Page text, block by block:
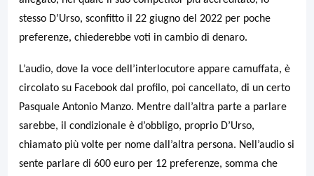
stesso D’Urso, sconfitto il 22 giugno del 2022 per poche
preferenze, chiederebbe voti in cambio di denaro.
L’audio, dove la voce dell’interlocutore appare camuffata, è
circolato su Facebook dal profilo, poi cancellato, di un certo
Pasquale Antonio Manzo. Mentre dall’altra parte a parlare
sarebbe, il condizionale è d’obbligo, proprio D’Urso,
chiamato più volte per nome dall’altra persona. Nell’audio si
sente parlare di 600 euro per 12 preferenze, somma che